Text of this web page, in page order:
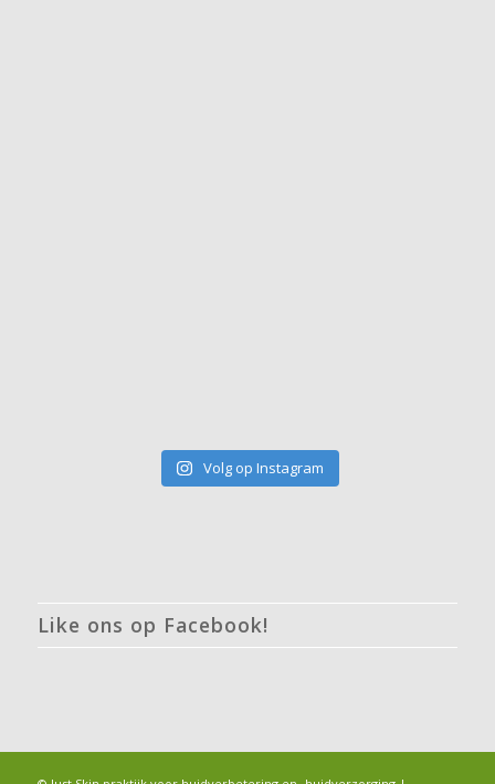
Volg op Instagram
Like ons op Facebook!